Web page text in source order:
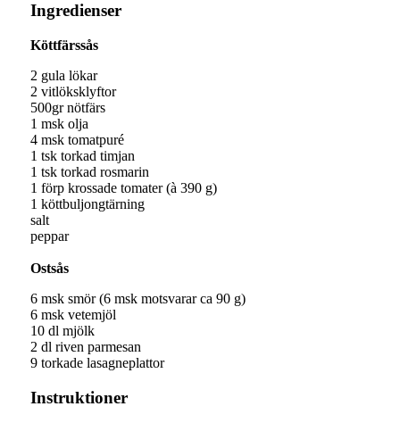
Ingredienser
Köttfärssås
2 gula lökar
2 vitlöksklyftor
500grnötfärs
1 msk olja
4 msk tomatpuré
1 tsk torkad timjan
1 tsk torkad rosmarin
1 förp krossade tomater (à 390 g)
1 köttbuljongtärning
salt
peppar
Ostsås
6 msk smör (6 msk motsvarar ca 90 g)
6 msk vetemjöl
10 dl mjölk
2 dl riven parmesan
9 torkade lasagneplattor
Instruktioner